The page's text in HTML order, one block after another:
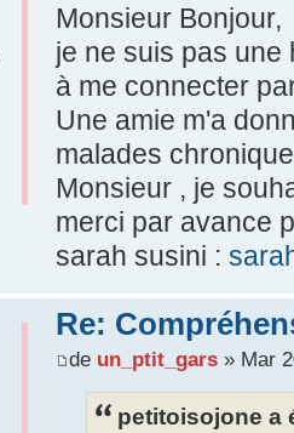
Monsieur Bonjour,
je ne suis pas une
à me connecter
Une amie m'a
malades
Monsieur , je
merci par avance
sarah susini :
Re:
de un_ptit_gars» Mar
petitoisojone a